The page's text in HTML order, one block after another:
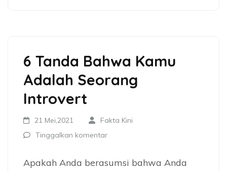
6 Tanda Bahwa Kamu
Adalah Seorang
Introvert
21 Mei,2021
Fakta Kini
Tinggalkan komentar
Apakah Anda berasumsi bahwa Anda